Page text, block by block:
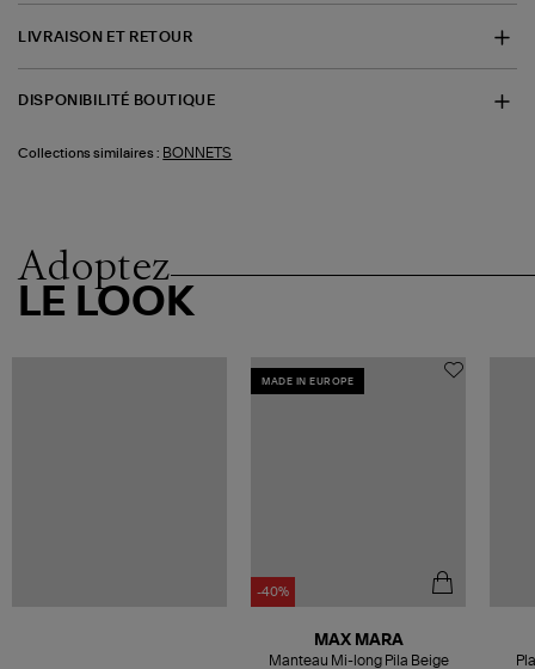
LIVRAISON ET RETOUR
DISPONIBILITÉ BOUTIQUE
Collections similaires : BONNETS
Adoptez
LE LOOK
MADE IN EUROPE
-40%
MAX MARA
Manteau Mi-long Pila Beige